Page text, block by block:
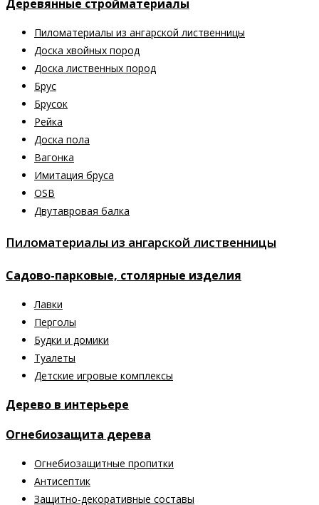
Деревянные стройматериалы
Пиломатериалы из ангарской лиственницы
Доска хвойных пород
Доска лиственных пород
Брус
Брусок
Рейка
Доска пола
Вагонка
Имитация бруса
OSB
Двутавровая балка
Пиломатериалы из ангарской лиственницы
Садово-парковые, столярные изделия
Лавки
Перголы
Будки и домики
Туалеты
Детские игровые комплексы
Дерево в интерьере
Огнебиозащита дерева
Огнебиозащитные пропитки
Антисептик
Защитно-декоративные составы